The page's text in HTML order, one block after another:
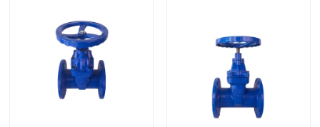
Эластичная запорная заслонка места
дуктильная запорная заслонка утюга